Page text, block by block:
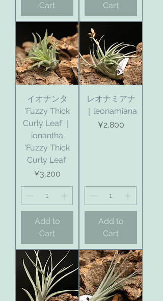
Cart
Cart
イオナンタ
'Fuzzy Thick
Curly Leaf'｜
ionantha
'Fuzzy Thick
Curly Leaf'
Price
¥3,200
Add to
Cart
レオナミアナ
｜leonamiana
Price
¥2,800
Add to
Cart